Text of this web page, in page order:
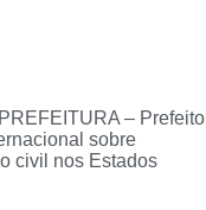
– Prefeito
sobre
civil nos Estados